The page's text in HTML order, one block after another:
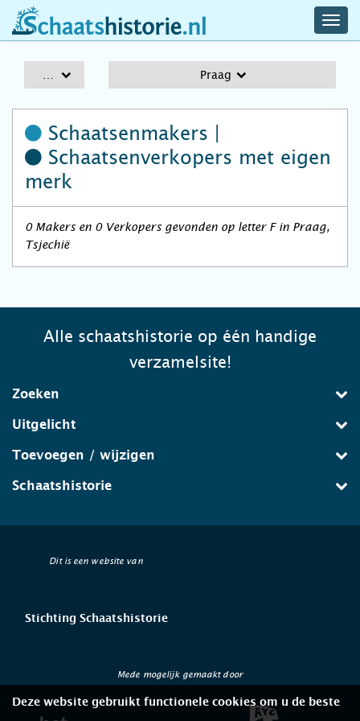
schaatshistorie.nl
Praag
Schaatsenmakers |
Schaatsenverkopers met eigen
merk
0 Makers en 0 Verkopers gevonden op letter F in Praag,
Tsjechië
Alle schaatshistorie op één handige
verzamelsite!
Zoeken
Uitgelicht
Toevoegen / wijzigen
Schaatshistorie
Dit is een website van
Stichting Schaatshistorie
Mede mogelijk gemaakt door
Deze website gebruikt functionele cookies om u de beste